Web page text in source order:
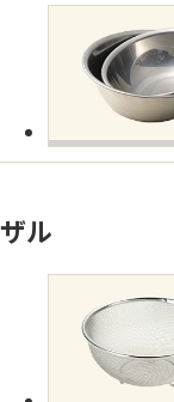
ザル